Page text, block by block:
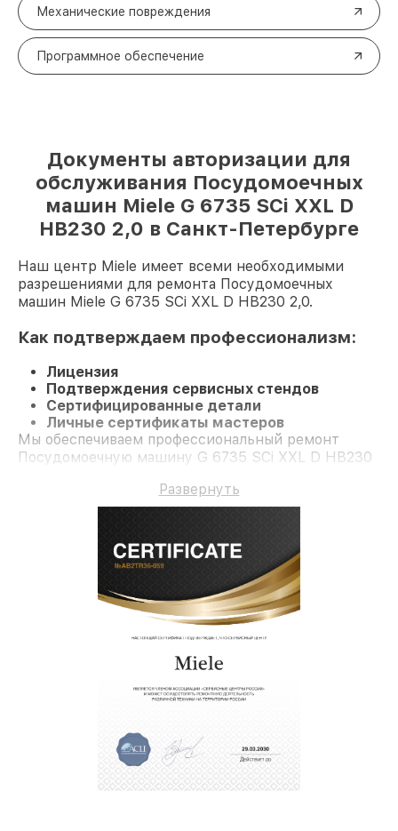
Механические повреждения
Программное обеспечение
Документы авторизации для
обслуживания Посудомоечных
машин Miele G 6735 SCi XXL D
HB230 2,0 в Санкт-Петербурге
Наш центр Miele имеет всеми необходимыми
разрешениями для ремонта Посудомоечных
машин Miele G 6735 SCi XXL D HB230 2,0.
Как подтверждаем профессионализм:
Лицензия
Подтверждения сервисных стендов
Сертифицированные детали
Личные сертификаты мастеров
Мы обеспечиваем профессиональный ремонт
Посудомоечную машину G 6735 SCi XXL D HB230
Развернуть